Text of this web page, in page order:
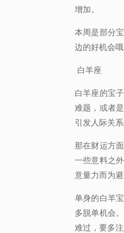
增加。
本周是部分
边的好机会哦
白羊座
白羊座的宝
难题，或者
引发人际关系
那在财运方面
一些意料之
意量力而为
单身的白羊
多脱单机会
难过，要多注